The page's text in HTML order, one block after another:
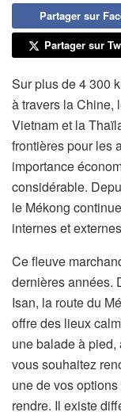
Partager sur
Partager sur
Sur plus de 4 300
à travers la Chine,
Vietnam et la
frontières pour les
importance
considérable.
le Mékong
internes et
Ce fleuve
dernières années.
Isan, la route du
offre des lieux
une balade à
vous souhaitez
une de vos
rendre. Il existe